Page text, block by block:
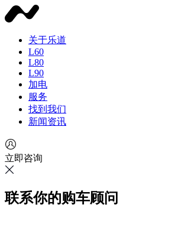
关于乐道
L60
L80
L90
加电
服务
找到我们
新闻资讯
立即咨询
联系你的购车顾问